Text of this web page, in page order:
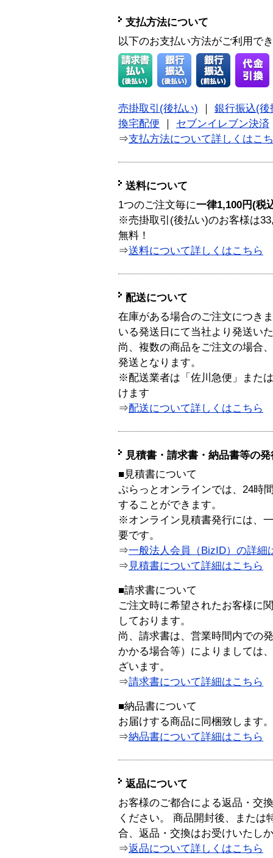
支払方法について
以下のお支払い方法がご利用で
売掛取引(後払い)
銀行振込(後
換宅配便
セブンイレブン決済
⇒支払方法について詳しくはこ
送料について
1つのご注文毎に一律1,100円(税
※売掛取引(後払い)のお客様は
無料！
⇒送料について詳しくはこちら
配送について
在庫がある場合のご注文につき
いる発送日にて当社より発送い
尚、複数の商品をご注文の場合
発送となります。
※配送業者は「佐川急便」また
けます
⇒配送について詳しくはこちら
見積書・請求書・納品書等の
■見積書について
ぷらっとオンラインでは、24時
することができます。
※オンライン見積書発行には、
要です。
⇒一般法人会員（BizID）の詳細
⇒ 見積書について詳細はこちら
■請求書について
ご注文時に希望されたお客様に
しております。
尚、請求書は、営業時間内での
かかる場合等）によりましては
ざいます。
⇒請求書について詳細はこちら
■納品書について
お届けする商品に同梱致します。
⇒納品書について詳細はこちら
返品について
お客様のご都合による返品・交
ください。 商品開封後、または
合、返品・交換はお受けいたし
⇒返品について詳しくはこちら